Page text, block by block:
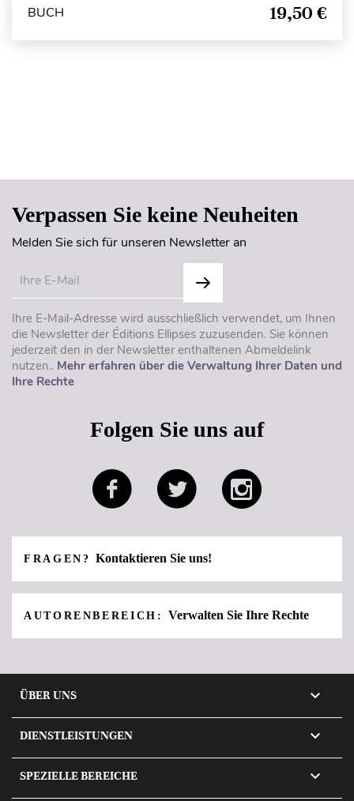
BUCH 19,50 €
Verpassen Sie keine Neuheiten
Melden Sie sich für unseren Newsletter an
Ihre E-Mail-Adresse wird ausschließlich verwendet, um Ihnen
die Newsletter der Éditions Ellipses zuzusenden. Sie können
jederzeit den in der Newsletter enthaltenen Abmeldelink
nutzen.. Mehr erfahren über die Verwaltung Ihrer Daten und
Ihre Rechte
Folgen Sie uns auf
FRAGEN?Kontaktieren Sie uns!
AUTORENBEREICH:Verwalten Sie Ihre Rechte
ÜBER UNS 
DIENSTLEISTUNGEN 
SPEZIELLE BEREICHE 